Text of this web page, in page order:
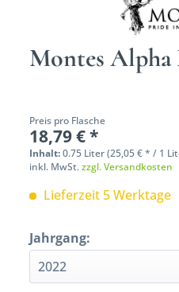
Montes
Preis pro Flasche
18,79 € *
Inhalt:0.75 Liter (25,05 € * / 1
inkl. MwSt.zzgl. Versandkosten
Lieferzeit 5 Werktage
Jahrgang: